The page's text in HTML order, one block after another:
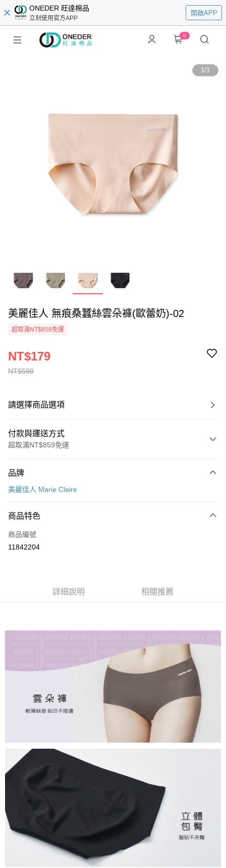
ONEDER 旺達棉品
立刻使用官方APP
開啟APP
0
1/1
美麗佳人 無痕桑蠶絲雲朵褲(歐蕾奶)-02
超取滿NT$859免運
NT$599
NT$179
請選擇商品選項
付款與運送方式
超取滿NT$859免運
信用卡一次付款
LINE Pay
Apple Pay
全家取貨付款
每筆NT$80，滿NT$859(含以上)免運費
7-11取貨付款
每筆NT$80，滿NT$899(含以上)免運費
每筆NT$80，滿NT$859(含以上)免運費
宅配
每筆NT$85，滿NT$859(含以上)免運費
品牌
美麗佳人 Marie Claire
商品特色
商品編號
11842204
詳細說明 相關推薦